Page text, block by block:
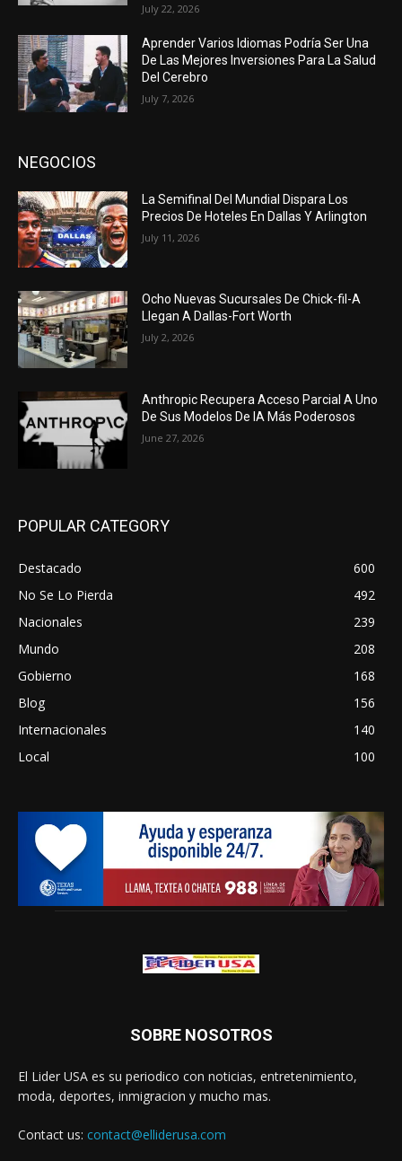
July 22, 2026
Aprender Varios Idiomas Podría Ser Una
De Las Mejores Inversiones Para La Salud
Del Cerebro
July 7, 2026
NEGOCIOS
La Semifinal Del Mundial Dispara Los
Precios De Hoteles En Dallas Y Arlington
July 11, 2026
Ocho Nuevas Sucursales De Chick-fil-A
Llegan A Dallas-Fort Worth
July 2, 2026
Anthropic Recupera Acceso Parcial A Uno
De Sus Modelos De IA Más Poderosos
June 27, 2026
POPULAR CATEGORY
Destacado
600
No Se Lo Pierda
492
Nacionales
239
Mundo
208
Gobierno
168
Blog
156
Internacionales
140
Local
100
SOBRE NOSOTROS
El Lider USA es su periodico con noticias, entretenimiento,
moda, deportes, inmigracion y mucho mas.
Contact us: contact@elliderusa.com